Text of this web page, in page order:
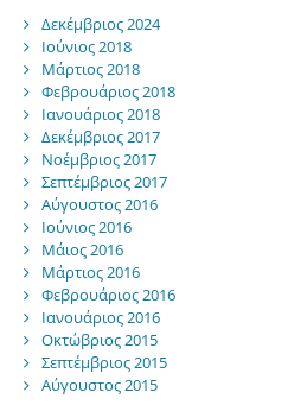
Δεκέμβριος 2024
Ιούνιος 2018
Μάρτιος 2018
Φεβρουάριος 2018
Ιανουάριος 2018
Δεκέμβριος 2017
Νοέμβριος 2017
Σεπτέμβριος 2017
Αύγουστος 2016
Ιούνιος 2016
Μάιος 2016
Μάρτιος 2016
Φεβρουάριος 2016
Ιανουάριος 2016
Οκτώβριος 2015
Σεπτέμβριος 2015
Αύγουστος 2015